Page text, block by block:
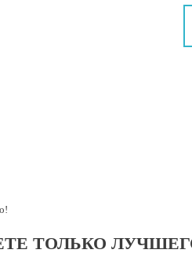
ТОЛЬКО